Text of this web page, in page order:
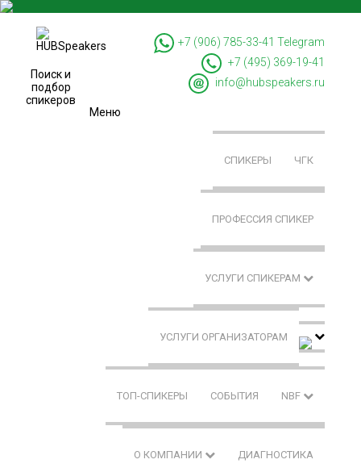
Поиск и
подбор
спикеров
+7 (906) 785-33-41 Telegram
+7 (495) 369-19-41
info@hubspeakers.ru
Меню
СПИКЕРЫ ЧГК
ПРОФЕССИЯ СПИКЕР
УСЛУГИ СПИКЕРАМ
УСЛУГИ ОРГАНИЗАТОРАМ
ТОП-СПИКЕРЫ СОБЫТИЯ NBF
О КОМПАНИИ ДИАГНОСТИКА